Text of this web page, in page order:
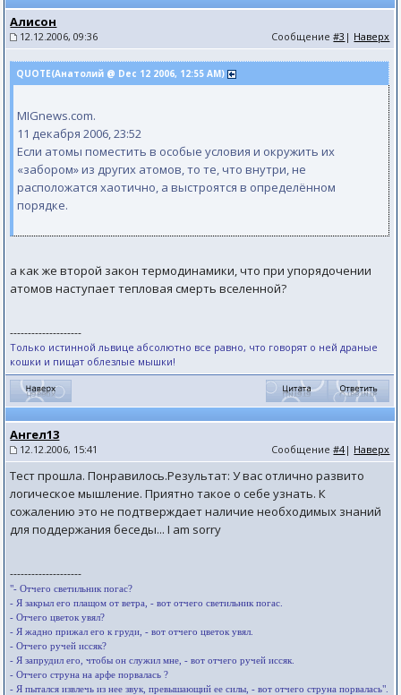
Алисон
12.12.2006, 09:36 Сообщение#3 | Наверх
QUOTE(Анатолий @ Dec 12 2006, 12:55 AM)
MIGnews.com.
11 декабря 2006, 23:52
Если атомы поместить в особые условия и окружить их
«забором» из других атомов, то те, что внутри, не
расположатся хаотично, а выстроятся в определённом
порядке.
а как же второй закон термодинамики, что при упорядочении
атомов наступает тепловая смерть вселенной?
--------------------
Только истинной львице абсолютно все равно, что говорят о ней драные
кошки и пищат облезлые мышки! ​ ​
Ангел13
12.12.2006, 15:41 Сообщение#4| Наверх
Тест прошла. Понравилось.Результат: У вас отлично развито
логическое мышление. Приятно такое о себе узнать. К
сожалению это не подтверждает наличие необходимых знаний
для поддержания беседы... I am sorry
--------------------
"- Отчего светильник погас?
- Я закрыл его плащом от ветра, - вот отчего светильник погас.
- Отчего цветок увял?
- Я жадно прижал его к груди, - вот отчего цветок увял.
- Отчего ручей иссяк?
- Я запрудил его, чтобы он служил мне, - вот отчего ручей иссяк.
- Отчего струна на арфе порвалась ?
- Я пытался извлечь из нее звук, превышающий ее силы, - вот отчего струна порвалась".